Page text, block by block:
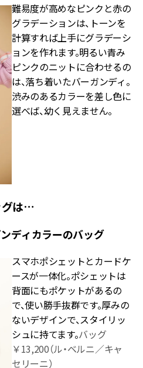
難易度が高めなピンクと赤の
グラデーションは、トーンを
計算すれば上手にグラデーシ
ョンを作れます。明るい青み
ピンクのニットに合わせるの
は、落ち着いたバーガンディ。
渋みのあるカラーを差し色に
選べば、幼く見えません。
グは…
ディカラーのバッグ
スマホポシェットとカードケ
ースが一体化。ポシェットは
背面にもポケットがあるの
で、使い勝手抜群です。厚みの
ないデザインで、スタイリッ
シュに持てます。バッグ
￥13,200（ル・ベルニ／キャ
セリーニ）